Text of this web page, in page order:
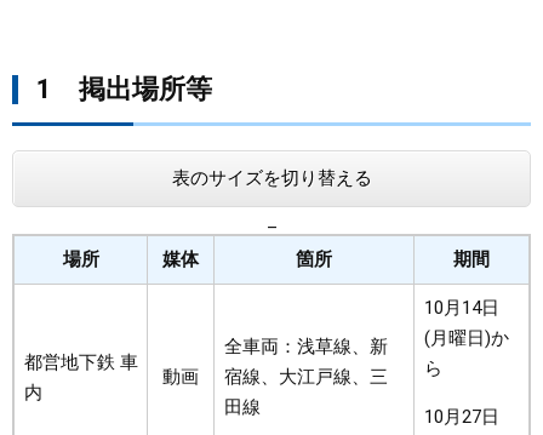
1 掲出場所等
表のサイズを切り替える
場所
媒体 箇所 期間
都営地下鉄 車
内
動画
全車両：浅草線、新
宿線、大江戸線、三
田線
10月14日
(月曜日)か
ら
10月27日